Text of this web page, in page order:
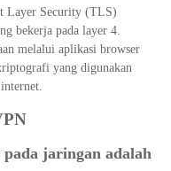
Layer Security (TLS)
bekerja pada layer 4.
melalui aplikasi browser
yang digunakan
jaringan adalah